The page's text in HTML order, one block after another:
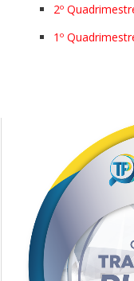
2º
1º